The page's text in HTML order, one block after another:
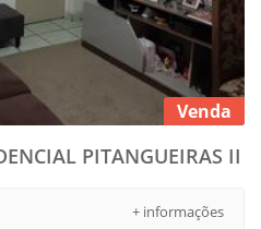
Venda
PITANGUEIRAS II
+ informações